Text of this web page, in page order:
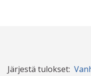
Järjestä tulokset: